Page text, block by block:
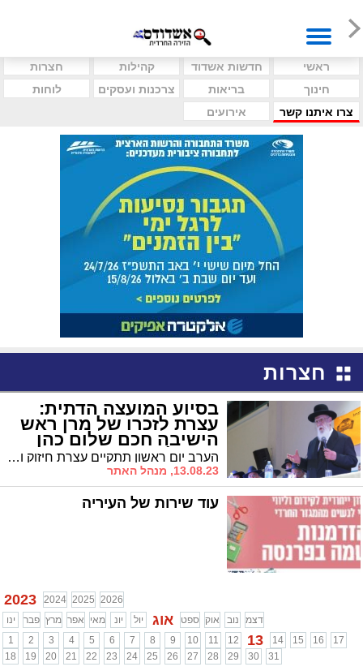
ראשי חדשות אשדוד קהילות
חצרות
חינוך
בריאות צרכנות ועסקים
לוחות
צרו איתנו קשר
אירועים
חצרות
בסיוע המועצה הדתית:
עצרת לזכרו של מרן ראש
הישיבה חכם שלום כהן
זצוק"ל הערב יום ראשון תתקיים עצרת חיזוק והתעוררות במלאת שנה למרן ראש הישיבה חכם שלום כהן זצוק"ל ר"י "פורת יוסף" ונשיא מועצת חכמי התורה
13.08.23, מנהל האתר
עוד שירות של העיריה
2023 2024 2025 2026
ינו
פבר מרץ אפר מאי יונ יול אוג ספט אוק נוב
דצמ
1
2 3 4 5 6 7 8 9 10 11 12 13 14 15 16
17
18
19 20 21 22 23 24 25 26 27 28 29 30 31